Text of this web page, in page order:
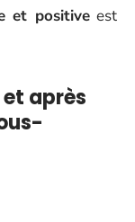
et positiveest
et après